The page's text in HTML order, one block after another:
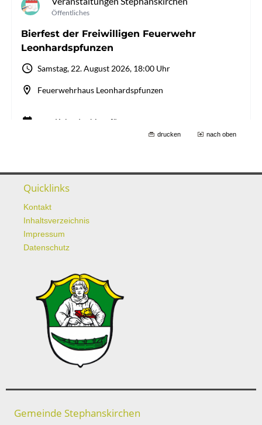
drucken nach oben
Quicklinks
Kontakt
Inhaltsverzeichnis
Impressum
Datenschutz
Gemeinde Stephanskirchen